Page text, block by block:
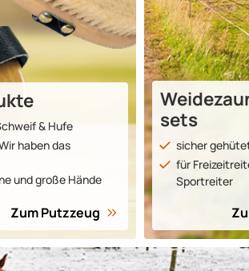
& Hufe
haben das
und große Hände
Zum Putzzeug
sets
sicher
für
Sport­reiter